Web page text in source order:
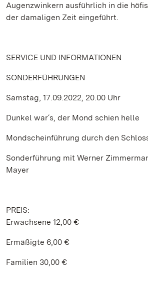
Augenzwinkern ausführlich in die
der damaligen Zeit eingeführt.
SERVICE UND INFORMATIONEN
SONDERFÜHRUNGEN
Samstag, 17.09.2022, 20.00 Uhr
Dunkel war´s, der Mond schien helle
Mondscheinführung durch den
Sonderführung mit Werner
Mayer
PREIS:
Erwachsene 12,00 €
Ermäßigte 6,00 €
Familien 30,00 €